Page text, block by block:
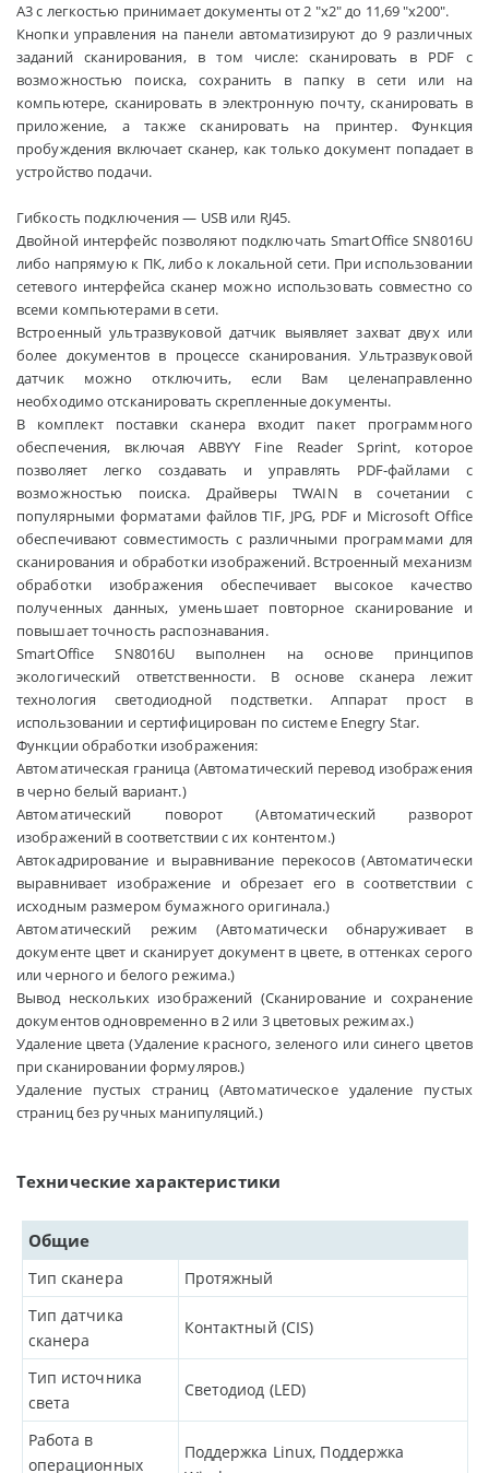
А3 с легкостью принимает документы от 2 "x2" до 11,69 "x200".
Кнопки управления на панели автоматизируют до 9 различных
заданий сканирования, в том числе: сканировать в PDF с
возможностью поиска, сохранить в папку в сети или на
компьютере, сканировать в электронную почту, сканировать в
приложение, а также сканировать на принтер. Функция
пробуждения включает сканер, как только документ попадает в
устройство подачи.
Гибкость подключения — USB или RJ45.
Двойной интерфейс позволяют подключать SmartOffice SN8016U
либо напрямую к ПК, либо к локальной сети. При использовании
сетевого интерфейса сканер можно использовать совместно со
всеми компьютерами в сети.
Встроенный ультразвуковой датчик выявляет захват двух или
более документов в процессе сканирования. Ультразвуковой
датчик можно отключить, если Вам целенаправленно
необходимо отсканировать скрепленные документы.
В комплект поставки сканера входит пакет программного
обеспечения, включая ABBYY Fine Reader Sprint, которое
позволяет легко создавать и управлять PDF-файлами с
возможностью поиска. Драйверы TWAIN в сочетании с
популярными форматами файлов TIF, JPG, PDF и Microsoft Office
обеспечивают совместимость с различными программами для
сканирования и обработки изображений. Встроенный механизм
обработки изображения обеспечивает высокое качество
полученных данных, уменьшает повторное сканирование и
повышает точность распознавания.
SmartOffice SN8016U выполнен на основе принципов
экологический ответственности. В основе сканера лежит
технология светодиодной подстветки. Аппарат прост в
использовании и сертифицирован по системе Enegry Star.
Функции обработки изображения:
Автоматическая граница (Автоматический перевод изображения
в черно белый вариант.)
Автоматический поворот (Автоматический разворот
изображений в соответствии с их контентом.)
Автокадрирование и выравнивание перекосов (Автоматически
выравнивает изображение и обрезает его в соответствии с
исходным размером бумажного оригинала.)
Автоматический режим (Автоматически обнаруживает в
документе цвет и сканирует документ в цвете, в оттенках серого
или черного и белого режима.)
Вывод нескольких изображений (Сканирование и сохранение
документов одновременно в 2 или 3 цветовых режимах.)
Удаление цвета (Удаление красного, зеленого или синего цветов
при сканировании формуляров.)
Удаление пустых страниц (Автоматическое удаление пустых
страниц без ручных манипуляций.)
Технические характеристики
Общие
Тип сканера
Протяжный
Тип датчика
сканера
Контактный (CIS)
Тип источника
света
Светодиод (LED)
Работа в
операционных
Поддержка Linux, Поддержка